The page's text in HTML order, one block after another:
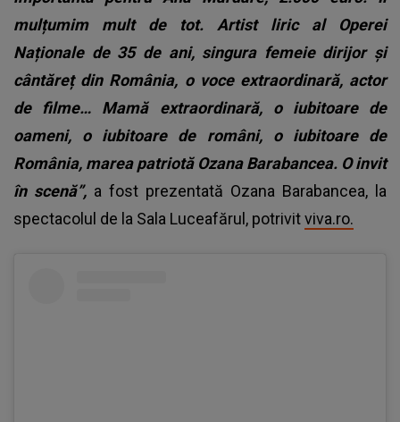
mulțumim mult de tot. Artist liric al Operei
Naționale de 35 de ani, singura femeie dirijor și
cântăreț din România, o voce extraordinară, actor
de filme… Mamă extraordinară, o iubitoare de
oameni, o iubitoare de români, o iubitoare de
România, marea patriotă Ozana Barabancea. O invit
în scenă”, a fost prezentată Ozana Barabancea, la
spectacolul de la Sala Luceafărul, potrivitviva.ro.